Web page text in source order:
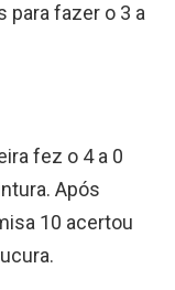
para fazer o 3 a
fez o 4 a 0
Após
10 acertou